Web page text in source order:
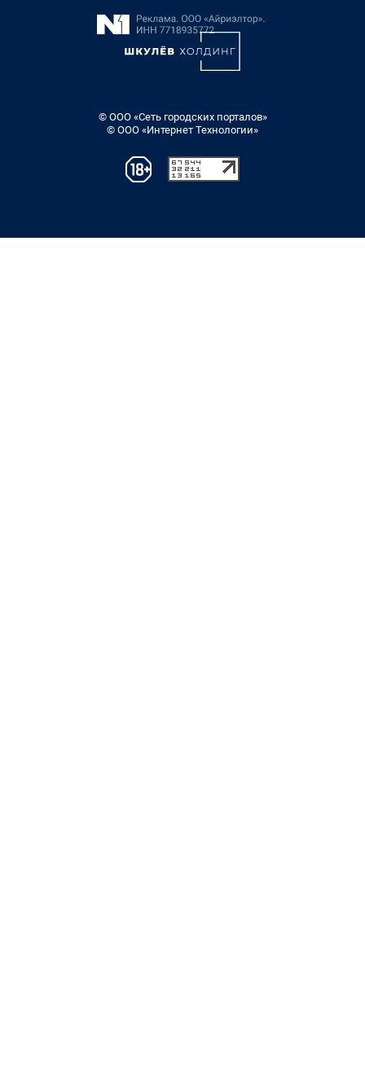
© ООО «Сеть городских порталов»
© ООО «Интернет Технологии»